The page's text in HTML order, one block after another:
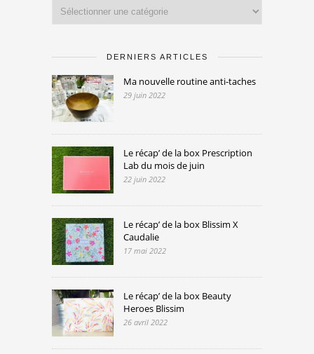
DERNIERS ARTICLES
Ma nouvelle routine anti-taches
29 juin 2022
Le récap’ de la box Prescription
Lab du mois de juin
22 juin 2022
Le récap’ de la box Blissim X
Caudalie
17 mai 2022
Le récap’ de la box Beauty
Heroes Blissim
26 avril 2022